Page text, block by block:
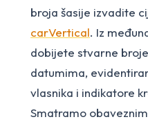
broja šasije izvadite
carVertical. Iz
dobijete stvarne
datumima,
vlasnika i indikatore
Smatramo